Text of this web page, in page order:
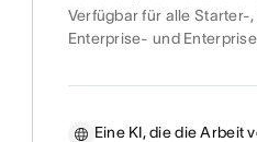
Verfügbar für alle Starter-
Enterprise- und
Eine KI, die die Arbeit